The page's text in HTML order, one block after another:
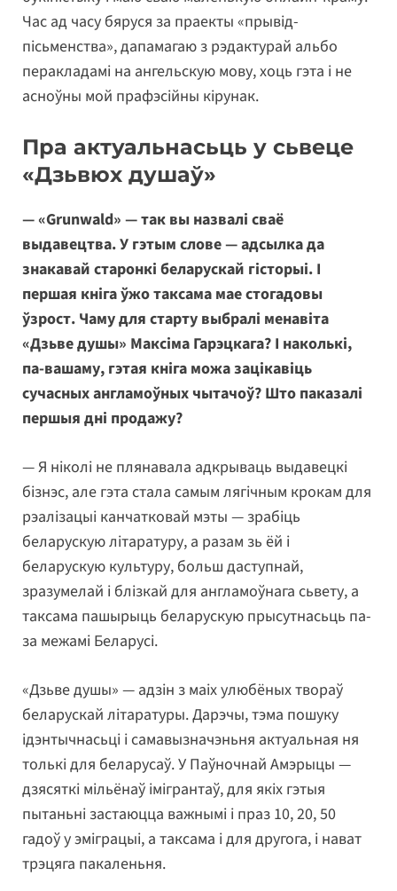
Час ад часу бяруся за праекты «прывід-
пісьменства», дапамагаю з рэдактурай альбо
перакладамі на ангельскую мову, хоць гэта і не
асноўны мой прафэсійны кірунак.
Пра актуальнасьць у сьвеце
«Дзьвюх душаў»
— «Grunwald» — так вы назвалі сваё
выдавецтва. У гэтым слове — адсылка да
знакавай старонкі беларускай гісторыі. І
першая кніга ўжо таксама мае стогадовы
ўзрост. Чаму для старту выбралі менавіта
«Дзьве душы» Максіма Гарэцкага? І наколькі,
па-вашаму, гэтая кніга можа зацікавіць
сучасных англамоўных чытачоў? Што паказалі
першыя дні продажу?
— Я ніколі не плянавала адкрываць выдавецкі
бізнэс, але гэта стала самым лягічным крокам для
рэалізацыі канчатковай мэты — зрабіць
беларускую літаратуру, а разам зь ёй і
беларускую культуру, больш даступнай,
зразумелай і блізкай для англамоўнага сьвету, а
таксама пашырыць беларускую прысутнасьць па-
за межамі Беларусі.
«Дзьве душы» — адзін з маіх улюбёных твораў
беларускай літаратуры. Дарэчы, тэма пошуку
ідэнтычнасьці і самавызначэньня актуальная ня
толькі для беларусаў. У Паўночнай Амэрыцы —
дзясяткі мільёнаў імігрантаў, для якіх гэтыя
пытаньні застаюцца важнымі і праз 10, 20, 50
гадоў у эміграцыі, а таксама і для другога, і нават
трэцяга пакаленьня.